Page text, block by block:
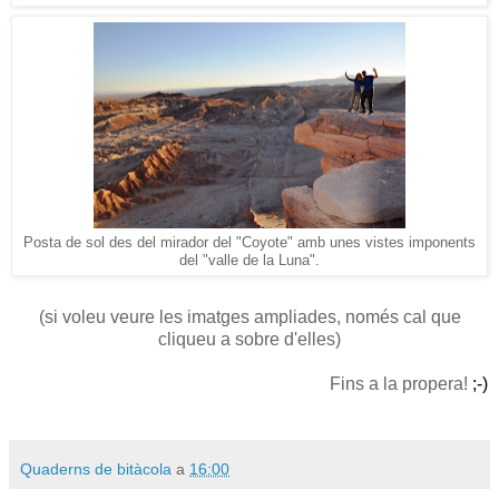
Posta de sol des del mirador del "Coyote" amb unes vistes imponents
del "valle de la Luna".
(si voleu veure les imatges ampliades, només cal que
cliqueu a sobre d'elles)
Fins a la propera! ;-)
Quaderns de bitàcola a 16:00